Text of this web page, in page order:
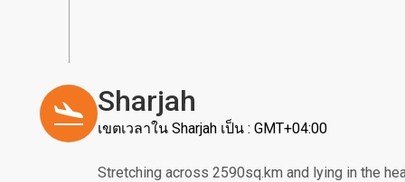
Sharjah
เขตเวลาใน Sharjah เป็น : GMT+04:00
Stretching across 2590sq.km and lying in the